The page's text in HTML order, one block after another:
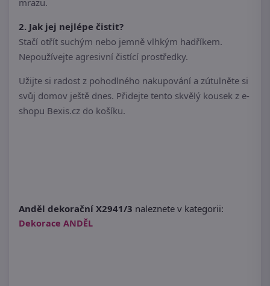
mrazu.
2. Jak jej nejlépe čistit?
Stačí otřít suchým nebo jemně vlhkým hadříkem.
Nepoužívejte agresivní čistící prostředky.
Užijte si radost z pohodlného nakupování a zútulněte si
svůj domov ještě dnes. Přidejte tento skvělý kousek z e-
shopu Bexis.cz do košíku.
Anděl dekorační X2941/3 naleznete v kategorii:
Dekorace ANDĚL